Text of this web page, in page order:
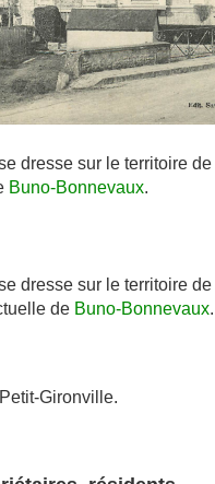
dresse sur le territoire de
Buno-Bonnevaux.
dresse sur le territoire de
de Buno-Bonnevaux.
Gironville.